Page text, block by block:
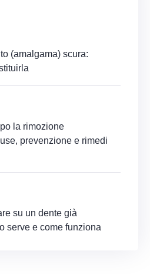
(amalgama) scura:
la rimozione
prevenzione e rimedi
su un dente già
serve e come funziona